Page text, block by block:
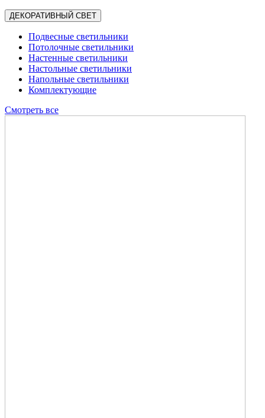
ДЕКОРАТИВНЫЙ СВЕТ
Подвесные светильники
Потолочные светильники
Настенные светильники
Настольные светильники
Напольные светильники
Комплектующие
Смотреть все